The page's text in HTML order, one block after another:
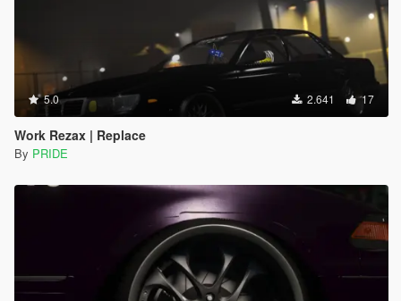
5.0 2.641 17
Work Rezax | Replace
By PRIDE